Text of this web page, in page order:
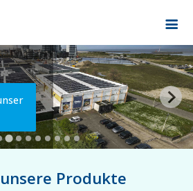
Produkte